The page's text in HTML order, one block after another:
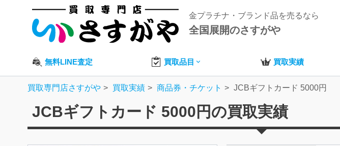
金プラチナ・ブランド品を売るなら
全国展開のさすがや
無料LINE査定 買取品目 買取実績
買取専門店さすがや 買取実績 商品券・チケット JCBギフトカード 5000円
JCBギフトカード 5000円の買取実績